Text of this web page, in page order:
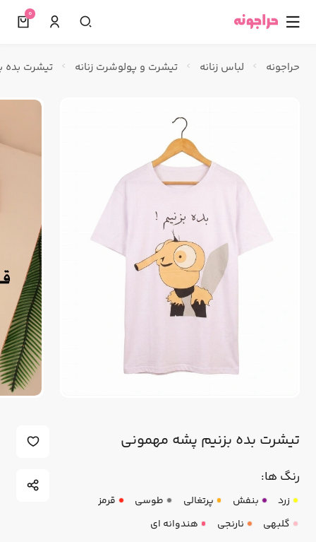
☰
0
حراجونه لباس زنانه تیشرت و پولوشرت زنانه تیشرت بده
تیشرت بده بزنیم پشه مهمونی
رنگ ها:
زرد بنفش پرتغالی طوسی
قرمز
گلبهی
نارنجی هندوانه ای